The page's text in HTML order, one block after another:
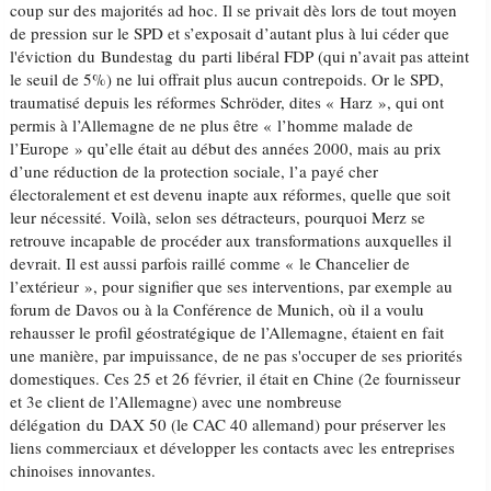
coup sur des majorités ad hoc. Il se privait dès lors de tout moyen
de pression sur le SPD et s’exposait d’autant plus à lui céder que
l'éviction du Bundestag du parti libéral FDP (qui n’avait pas atteint
le seuil de 5%) ne lui offrait plus aucun contrepoids. Or le SPD,
traumatisé depuis les réformes Schröder, dites « Harz », qui ont
permis à l’Allemagne de ne plus être « l’homme malade de
l’Europe » qu’elle était au début des années 2000, mais au prix
d’une réduction de la protection sociale, l’a payé cher
électoralement et est devenu inapte aux réformes, quelle que soit
leur nécessité. Voilà, selon ses détracteurs, pourquoi Merz se
retrouve incapable de procéder aux transformations auxquelles il
devrait. Il est aussi parfois raillé comme « le Chancelier de
l’extérieur », pour signifier que ses interventions, par exemple au
forum de Davos ou à la Conférence de Munich, où il a voulu
rehausser le profil géostratégique de l’Allemagne, étaient en fait
une manière, par impuissance, de ne pas s'occuper de ses priorités
domestiques. Ces 25 et 26 février, il était en Chine (2e fournisseur
et 3e client de l’Allemagne) avec une nombreuse
délégation du DAX 50 (le CAC 40 allemand) pour préserver les
liens commerciaux et développer les contacts avec les entreprises
chinoises innovantes.